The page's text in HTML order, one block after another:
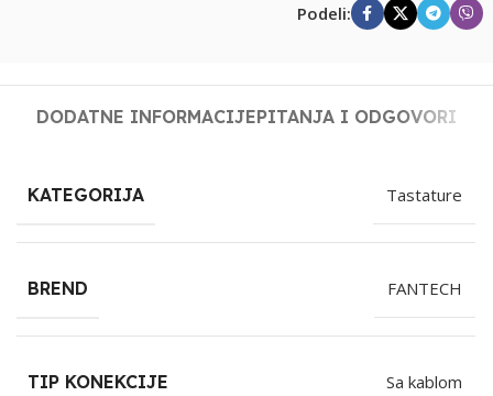
Podeli:
DODATNE INFORMACIJEPITANJA I ODGOVORI
KATEGORIJA Tastature
BREND FANTECH
TIP KONEKCIJE Sa kablom